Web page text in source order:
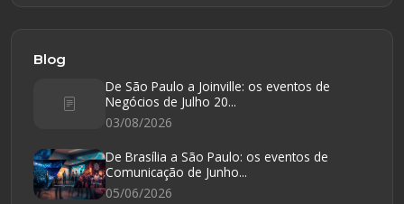
Blog
De São Paulo a Joinville: os eventos de
Negócios de Julho 20...
03/08/2026
De Brasília a São Paulo: os eventos de
Comunicação de Junho...
05/06/2026